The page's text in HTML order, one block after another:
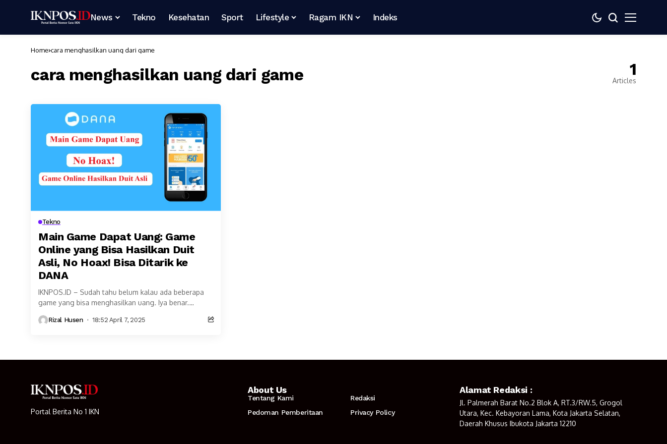
News Tekno Kesehatan Sport Lifestyle Ragam IKN Indeks
Home cara menghasilkan uang dari game
cara menghasilkan uang dari game 1
Articles
Tekno
Main Game Dapat Uang: Game
Online yang Bisa Hasilkan Duit
Asli, No Hoax! Bisa Ditarik ke
DANA
IKNPOS.ID – Sudah tahu belum kalau ada beberapa
game yang bisa menghasilkan uang. Iya benar.
itu,...Rizal Husen 18:52 April 7, 2025
Portal Berita No 1 IKN
About Us
Tentang Kami
Redaksi
Pedoman Pemberitaan
Privacy Policy
Alamat Redaksi :
Jl. Palmerah Barat No.2 Blok A, RT.3/RW.5, Grogol
Utara, Kec. Kebayoran Lama, Kota Jakarta Selatan,
Daerah Khusus Ibukota Jakarta 12210